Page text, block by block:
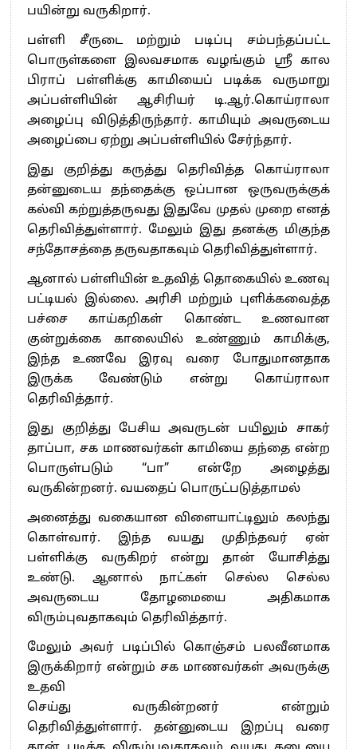
பயின்று வருகிறார்.
பள்ளி சீருடை மற்றும் படிப்பு சம்பந்தப்பட்ட
பொருள்களை இலவசமாக வழங்கும் ஸ்ரீ கால
பிராப் பள்ளிக்கு காமியைப் படிக்க வருமாறு
அப்பள்ளியின் ஆசிரியர் டி.ஆர்.கொய்ராலா
அழைப்பு விடுத்திருந்தார். காமியும் அவருடைய
அழைப்பை ஏற்று அப்பள்ளியில் சேர்ந்தார்.
இது குறித்து கருத்து தெரிவித்த கொய்ராலா
தன்னுடைய தந்தைக்கு ஒப்பான ஒருவருக்குக்
கல்வி கற்றுத்தருவது இதுவே முதல் முறை எனத்
தெரிவித்துள்ளார். மேலும் இது தனக்கு மிகுந்த
சந்தோசத்தை தருவதாகவும் தெரிவித்துள்ளார்.
ஆனால் பள்ளியின் உதவித் தொகையில் உணவு
பட்டியல் இல்லை. அரிசி மற்றும் புளிக்கவைத்த
பச்சை காய்கறிகள் கொண்ட உணவான
குன்றுக்கை காலையில் உண்ணும் காமிக்கு,
இந்த உணவே இரவு வரை போதுமானதாக
இருக்க வேண்டும் என்று கொய்ராலா
தெரிவித்தார்.
இது குறித்து பேசிய அவருடன் பயிலும் சாகர்
தாப்பா, சக மாணவர்கள் காமியை தந்தை என்ற
பொருள்படும் “பா” என்றே அழைத்து
வருகின்றனர். வயதைப் பொருட்படுத்தாமல்
அனைத்து வகையான விளையாட்டிலும் கலந்து
கொள்வார். இந்த வயது முதிந்தவர் ஏன்
பள்ளிக்கு வருகிறர் என்று தான் யோசித்து
உண்டு. ஆனால் நாட்கள் செல்ல செல்ல
அவருடைய தோழமையை அதிகமாக
விரும்புவதாகவும் தெரிவித்தார்.
மேலும் அவர் படிப்பில் கொஞ்சம் பலவீனமாக
இருக்கிறார் என்றும் சக மாணவர்கள் அவருக்கு
உதவி
செய்து வருகின்றனர் என்றும்
தெரிவித்துள்ளார். தன்னுடைய இறப்பு வரை